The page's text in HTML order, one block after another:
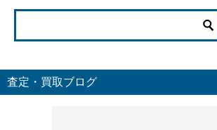
査定・買取ブログ